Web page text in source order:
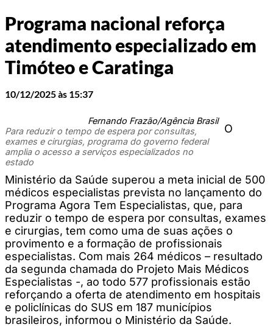
Programa nacional reforça
atendimento especializado em
Timóteo e Caratinga
10/12/2025 às 15:37
Fernando Frazão/Agência Brasil
Para reduzir o tempo de espera por consultas,
exames e cirurgias, programa do governo federal
amplia o acesso a serviços especializados no
estado
O
Ministério da Saúde superou a meta inicial de 500
médicos especialistas prevista no lançamento do
Programa Agora Tem Especialistas, que, para
reduzir o tempo de espera por consultas, exames
e cirurgias, tem como uma de suas ações o
provimento e a formação de profissionais
especialistas. Com mais 264 médicos – resultado
da segunda chamada do Projeto Mais Médicos
Especialistas -, ao todo 577 profissionais estão
reforçando a oferta de atendimento em hospitais
e policlínicas do SUS em 187 municípios
brasileiros, informou o Ministério da Saúde.